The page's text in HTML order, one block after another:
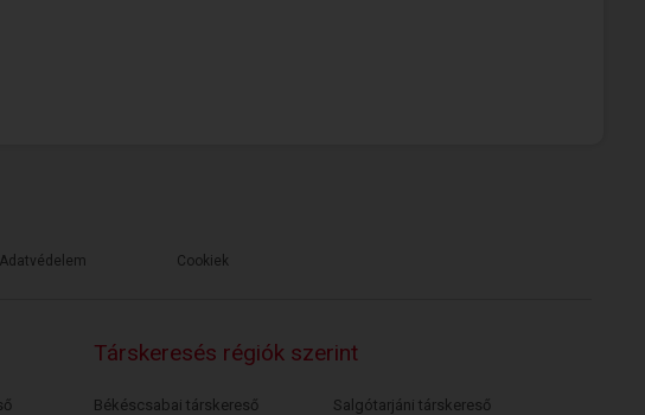
Adatvédelem Cookiek
Társkeresés régiók szerint
Békéscsabai társkereső
Salgótarjáni társkereső